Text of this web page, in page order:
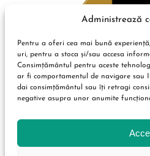
Administrează
Pentru a oferi cea mai bună
uri, pentru a stoca și/sau accesa
Consimțământul pentru aceste
ar fi comportamentul de navigare sau
dai consimțământul sau îți retragi
negative asupra unor anumite